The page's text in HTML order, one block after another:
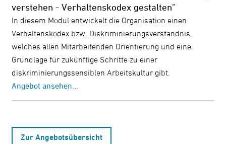
verstehen - Verhaltenskodex gestalten"
In diesem Modul entwickelt die Organisation einen
Verhaltenskodex bzw. Diskriminierungsverständnis,
welches allen Mitarbeitenden Orientierung und eine
Grundlage für zukünftige Schritte zu einer
diskriminierungssensiblen Arbeitskultur gibt.
Angebot ansehen...
Zur Angebotsübersicht